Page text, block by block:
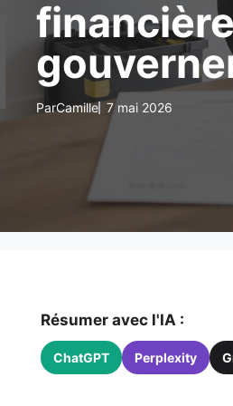
ParCamille 7 mai 2026
Résumer avec l'IA :
ChatGPT Perplexity